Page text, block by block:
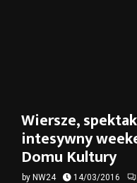
Wiersze,
intesywny
Domu Kultury
by NW24 14/03/2016